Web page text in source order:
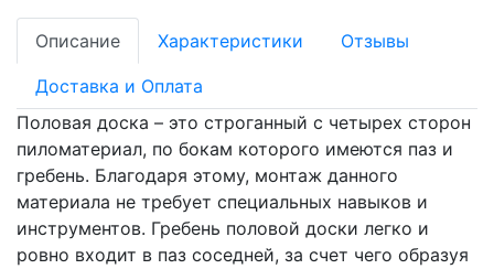
Описание Характеристики Отзывы
Доставка и Оплата
Половая доска – это строганный с четырех сторон
пиломатериал, по бокам которого имеются паз и
гребень. Благодаря этому, монтаж данного
материала не требует специальных навыков и
инструментов. Гребень половой доски легко и
ровно входит в паз соседней, за счет чего образуя